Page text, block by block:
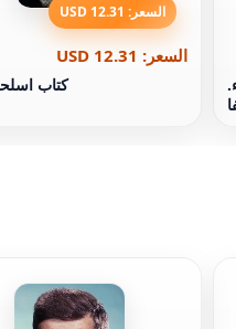
السعر: 12.31 USD
السعر: 12.31 USD
كتاب